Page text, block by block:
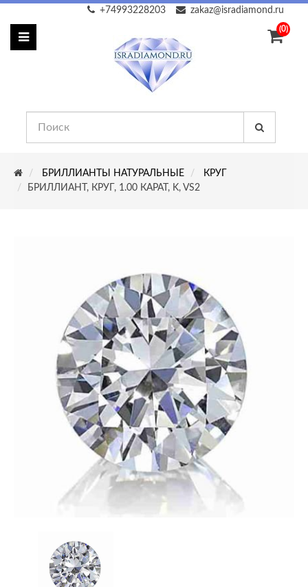
zakaz@isradiamond.ru
+74993228203
(0)
БРИЛЛИАНТЫ НАТУРАЛЬНЫЕ
КРУГ
БРИЛЛИАНТ, КРУГ, 1.00 КАРАТ, K, VS2